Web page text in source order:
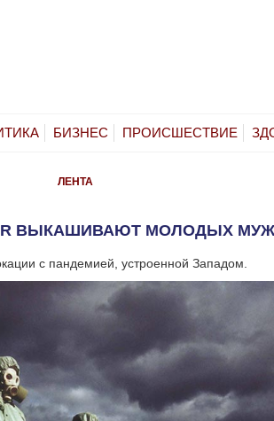
БИЗНЕС ПРОИСШЕСТВИЕ
ЛЕНТА
ВЫКАШИВАЮТ МОЛОДЫХ
с пандемией, устроенной Западом.